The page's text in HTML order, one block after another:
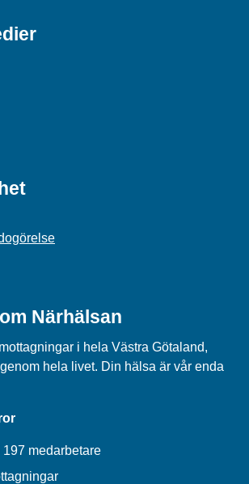
Närhälsan
i hela Västra Götaland,
hela livet. Din hälsa är vår enda
medarbetare